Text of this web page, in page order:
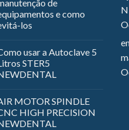
de
e como
los
usar a Autoclave 5
STER5
MOTOR SPINDLE
HIGH PRECISION